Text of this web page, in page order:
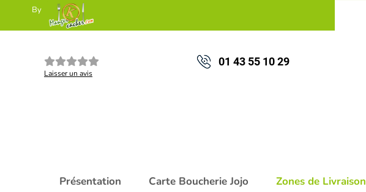
By
01 43 55 10 29
Laisser un avis
Présentation Carte Boucherie Jojo Zones de Livraison